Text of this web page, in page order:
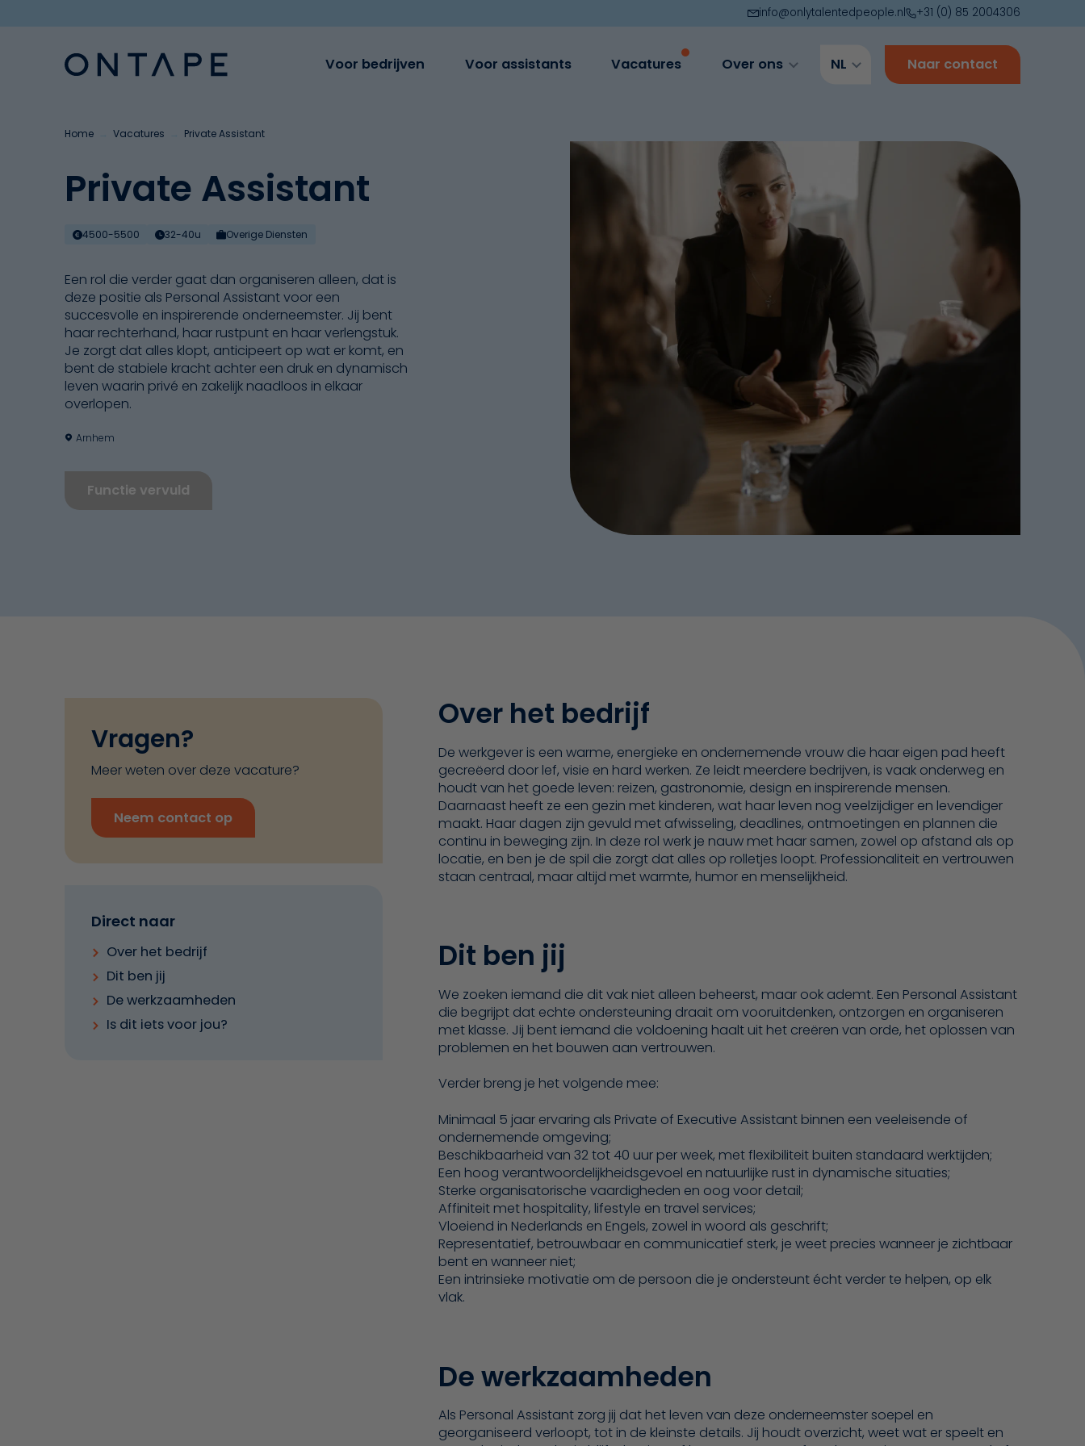
info@onlytalentedpeople.nl +31 (0) 85 2004306
Voor bedrijven Voor assistants Vacatures Over ons NL Naar contact
Home Vacatures Private Assistant
Private Assistant
4500-5500 32-40u Overige Diensten
Een rol die verder gaat dan organiseren alleen, dat is
deze positie als Personal Assistant voor een
succesvolle en inspirerende onderneemster. Jij bent
haar rechterhand, haar rustpunt en haar verlengstuk.
Je zorgt dat alles klopt, anticipeert op wat er komt, en
bent de stabiele kracht achter een druk en dynamisch
leven waarin privé en zakelijk naadloos in elkaar
overlopen.
Arnhem
Functie vervuld
Vragen?
Meer weten over deze vacature?
Neem contact op
Direct naar
Over het bedrijf
Dit ben jij
De werkzaamheden
Is dit iets voor jou?
Over het bedrijf
De werkgever is een warme, energieke en ondernemende vrouw die haar eigen pad heeft
gecreëerd door lef, visie en hard werken. Ze leidt meerdere bedrijven, is vaak onderweg en
houdt van het goede leven: reizen, gastronomie, design en inspirerende mensen.
Daarnaast heeft ze een gezin met kinderen, wat haar leven nog veelzijdiger en levendiger
maakt. Haar dagen zijn gevuld met afwisseling, deadlines, ontmoetingen en plannen die
continu in beweging zijn. In deze rol werk je nauw met haar samen, zowel op afstand als op
locatie, en ben je de spil die zorgt dat alles op rolletjes loopt. Professionaliteit en vertrouwen
staan centraal, maar altijd met warmte, humor en menselijkheid.
Dit ben jij
We zoeken iemand die dit vak niet alleen beheerst, maar ook ademt. Een Personal Assistant
die begrijpt dat echte ondersteuning draait om vooruitdenken, ontzorgen en organiseren
met klasse. Jij bent iemand die voldoening haalt uit het creëren van orde, het oplossen van
problemen en het bouwen aan vertrouwen.
Verder breng je het volgende mee:
Minimaal 5 jaar ervaring als Private of Executive Assistant binnen een veeleisende of
ondernemende omgeving;
Beschikbaarheid van 32 tot 40 uur per week, met flexibiliteit buiten standaard werktijden;
Een hoog verantwoordelijkheidsgevoel en natuurlijke rust in dynamische situaties;
Sterke organisatorische vaardigheden en oog voor detail;
Affiniteit met hospitality, lifestyle en travel services;
Vloeiend in Nederlands en Engels, zowel in woord als geschrift;
Representatief, betrouwbaar en communicatief sterk, je weet precies wanneer je zichtbaar
bent en wanneer niet;
Een intrinsieke motivatie om de persoon die je ondersteunt écht verder te helpen, op elk
vlak.
De werkzaamheden
Als Personal Assistant zorg jij dat het leven van deze onderneemster soepel en
georganiseerd verloopt, tot in de kleinste details. Jij houdt overzicht, weet wat er speelt en